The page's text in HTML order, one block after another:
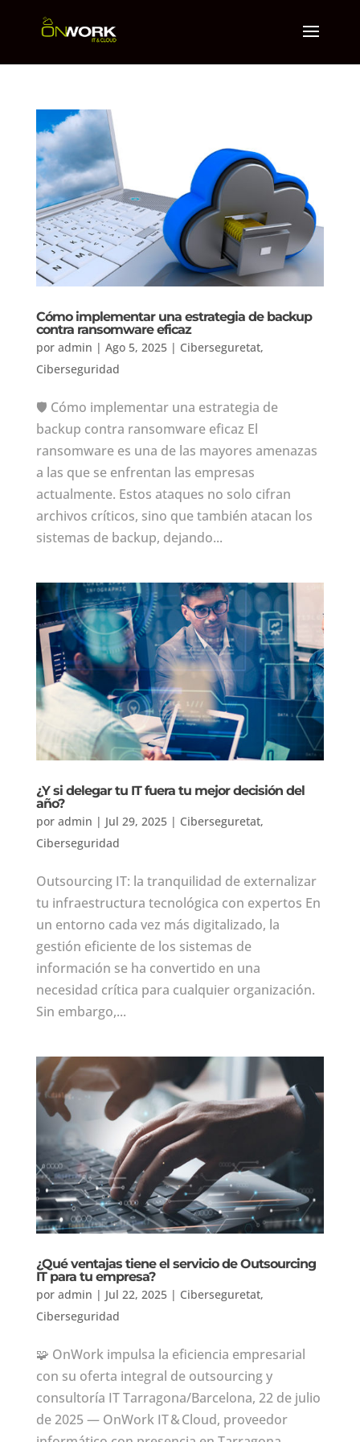
Cómo implementar una estrategia de backup
contra ransomware eficaz
por admin | Ago 5, 2025| Ciberseguretat,
Ciberseguridad
🛡️ Cómo implementar una estrategia de
backup contra ransomware eficaz El
ransomware es una de las mayores amenazas
a las que se enfrentan las empresas
actualmente. Estos ataques no solo cifran
archivos críticos, sino que también atacan los
sistemas de backup, dejando...
¿Y si delegar tu IT fuera tu mejor decisión del
año?
por admin | Jul 29, 2025| Ciberseguretat,
Ciberseguridad
Outsourcing IT: la tranquilidad de externalizar
tu infraestructura tecnológica con expertos En
un entorno cada vez más digitalizado, la
gestión eficiente de los sistemas de
información se ha convertido en una
necesidad crítica para cualquier organización.
Sin embargo,...
¿Qué ventajas tiene el servicio de Outsourcing
IT para tu empresa?
por admin | Jul 22, 2025| Ciberseguretat,
Ciberseguridad
🧩 OnWork impulsa la eficiencia empresarial
con su oferta integral de outsourcing y
consultoría IT Tarragona/Barcelona, 22 de julio
de 2025 — OnWork IT & Cloud, proveedor